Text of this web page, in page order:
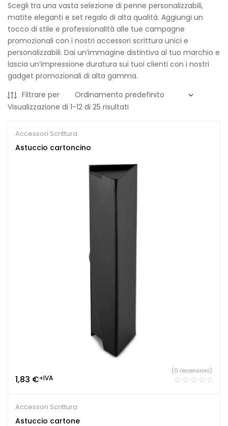
Scegli tra una vasta selezione di penne personalizzabili,
matite eleganti e set regalo di alta qualità. Aggiungi un
tocco di stile e professionalità alle tue campagne
promozionali con i nostri accessori scrittura unici e
personalizzabili. Dai un’immagine distintiva al tuo marchio e
lascia un’impressione duratura sui tuoi clienti con i nostri
gadget promozionali di alta gamma.
Filtrare per
Visualizzazione di 1-12 di 25 risultati
Accessori Scrittura
Astuccio cartoncino
1,83 €+IVA
(0 recensioni)
Accessori Scrittura
Astuccio cartone